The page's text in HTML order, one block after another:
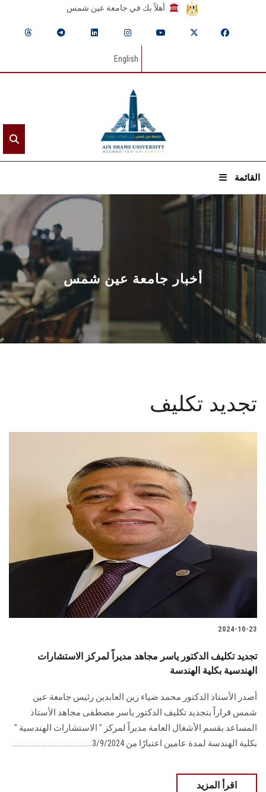
أهلاً بك في جامعة عين شمس
English
القائمة
الرئيسيـة
عن الجامعة
القطاعـات
الشئون الأكاديمية
البحث العلمي
الزائـرون
سجل الان
أخبار جامعة عين شمس
تجديد تكليف
2024-10-23
تجديد تكليف الدكتور ياسر مجاهد مديراً لمركز الاستشارات
الهندسية بكلية الهندسة
أصدر الأستاذ الدكتور محمد ضياء زين العابدين رئيس جامعة عين
شمس قراراً بتجديد تكليف الدكتور ياسر مصطفى مجاهد الأستاذ
المساعد بقسم الأشغال العامة مديراً لمركز " الاستشارات الهندسية "
بكلية الهندسة لمدة عامين اعتبارًا من 3/9/2024.............................................
اقرأ المزيد